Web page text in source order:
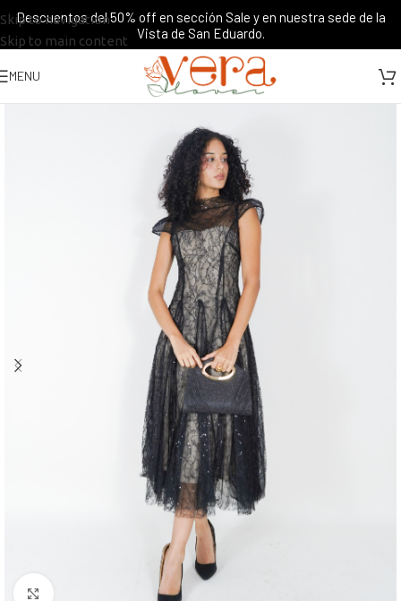
Skip to navigation
Skip to main content
Descuentos del 50% off en sección Sale y en nuestra sede de la
Vista de San Eduardo.
MENU